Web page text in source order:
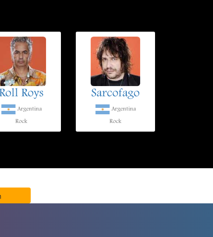
Roys
Argentina
Rock
Sarcofago
Argentina
Rock